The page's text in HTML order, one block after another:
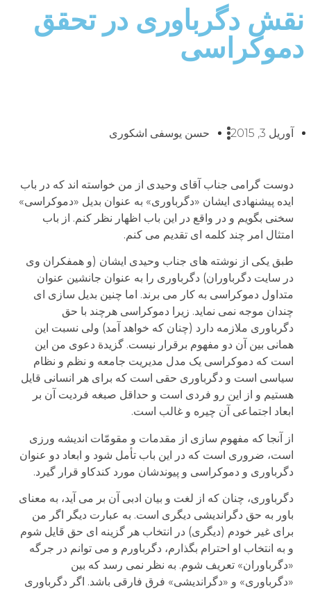
نقش دگرباوری در تحقق
دموکراسی
آوریل 3, 2015 حسن یوسفی اشکوری
دوست گرامی جناب آقای وحیدی از من خواسته اند که در باب
ایده پیشنهادی ایشان «دگرباوری» به عنوان بدیل «دموکراسی»
سخنی بگویم و در واقع در این باب اظهار نظر کنم. از باب
امتثال امر چند کلمه ای تقدیم می کنم.
طبق یکی از نوشته های جناب وحیدی ایشان (و همفکران وی
در سایت دگرباوران) دگرباوری را به عنوان جانشین عنوان
متداول دموکراسی به کار می برند. اما چنین بدیل سازی ای
چندان موجه نمی نماید. زیرا دموکراسی هرچند با حق
دگرباوری ملازمه دارد (چنان که خواهد آمد) ولی نسبت این
همانی بین آن دو مفهوم برقرار نیست. گزیدة دعوی من این
است که دموکراسی یک مدل مدیریت جامعه و نظم و نظام
سیاسی است و دگرباوری حقی است که برای هر انسانی قایل
هستیم و از این رو فردی است و حداقل صبغه فردیت آن بر
ابعاد اجتماعی آن چیره و غالب است.
از آنجا که مفهوم سازی از مقدمات و مقومّات اندیشه ورزی
است، ضروری است که در این باب تأمل شود و ابعاد دو عنوان
دگرباوری و دموکراسی و پیوندشان مورد کندکاو قرار گیرد.
دگرباوری، چنان که از لغت و بیان ادبی آن بر می آید، به معنای
باور به حق دگراندیشی دیگری است. به عبارت دیگر اگر من
برای غیر خودم (دیگری) در انتخاب هر گزینه ای حق قایل شوم
و به انتخاب او احترام بگذارم، دگرباورم و می توانم در جرگه
«دگرباوران» تعریف شوم. به نظر نمی رسد که بین
«دگرباوری» و «دگراندیشی» فرق فارقی باشد. اگر دگرباوری